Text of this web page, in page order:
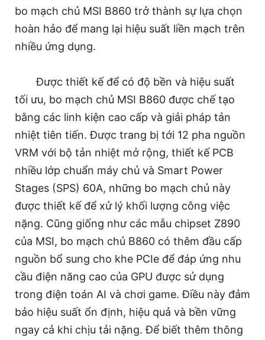
bo mạch chủ MSI B860 trở thành sự lựa chọn
hoàn hảo để mang lại hiệu suất liền mạch trên
nhiều ứng dụng.
Được thiết kế để có độ bền và hiệu suất
tối ưu, bo mạch chủ MSI B860 được chế tạo
bằng các linh kiện cao cấp và giải pháp tản
nhiệt tiên tiến. Được trang bị tới 12 pha nguồn
VRM với bộ tản nhiệt mở rộng, thiết kế PCB
nhiều lớp chuẩn máy chủ và Smart Power
Stages (SPS) 60A, những bo mạch chủ này
được thiết kế để xử lý khối lượng công việc
nặng. Cũng giống như các mẫu chipset Z890
của MSI, bo mạch chủ B860 có thêm đầu cấp
nguồn bổ sung cho khe PCIe để đáp ứng nhu
cầu điện năng cao của GPU được sử dụng
trong điện toán AI và chơi game. Điều này đảm
bảo hiệu suất ổn định, hiệu quả và bền vững
ngay cả khi chịu tải nặng. Để biết thêm thông